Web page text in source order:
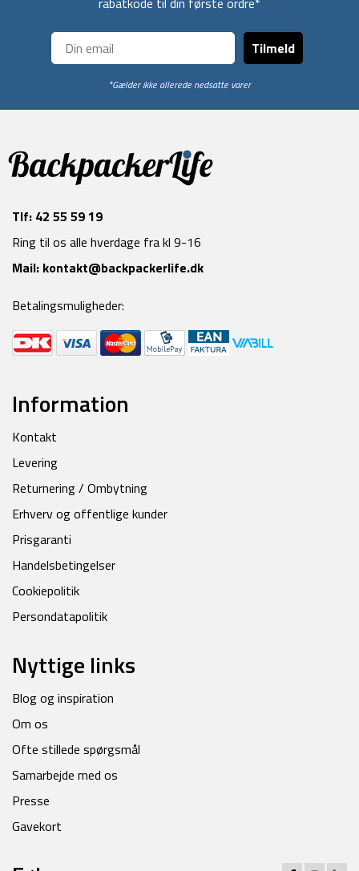
Tilmeld
*Gælder ikke allerede nedsatte varer
Tlf: 42 55 59 19
Ring til os alle hverdage fra kl 9-16
Mail: kontakt@backpackerlife.dk
Betalingsmuligheder:
Information
Kontakt
Levering
Returnering / Ombytning
Erhverv og offentlige kunder
Prisgaranti
Handelsbetingelser
Cookiepolitik
Persondatapolitik
Nyttige links
Blog og inspiration
Om os
Ofte stillede spørgsmål
Samarbejde med os
Presse
Gavekort